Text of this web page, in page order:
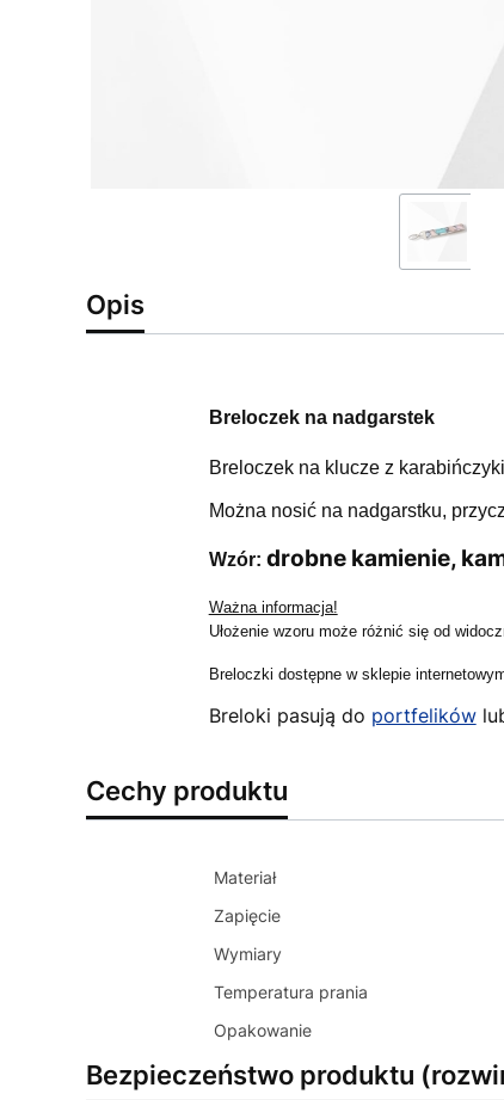
Opis
Breloczek na nadgarstek
Breloczek na klucze z
Można nosić na nadgarstku,
Wzór: drobne kamienie,
Ważna informacja!
Ułożenie wzoru może różnić się od
Breloczki dostępne w sklepie
Breloki pasują do portfelików
Cechy produktu
Materiał
Zapięcie
Wymiary
Temperatura prania
Opakowanie
Bezpieczeństwo produktu